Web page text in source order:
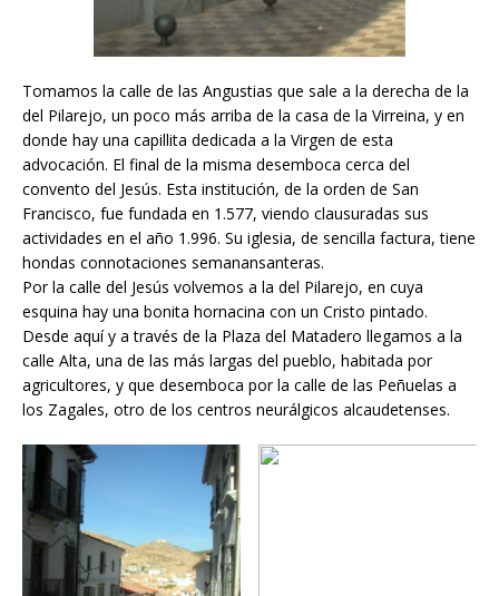
Tomamos la calle de las Angustias que sale a la derecha de la
del Pilarejo, un poco más arriba de la casa de la Virreina, y en
donde hay una capillita dedicada a la Virgen de esta
advocación. El final de la misma desemboca cerca del
convento del Jesús. Esta institución, de la orden de San
Francisco, fue fundada en 1.577, viendo clausuradas sus
actividades en el año 1.996. Su iglesia, de sencilla factura, tiene
hondas connotaciones semanansanteras.
Por la calle del Jesús volvemos a la del Pilarejo, en cuya
esquina hay una bonita hornacina con un Cristo pintado.
Desde aquí y a través de la Plaza del Matadero llegamos a la
calle Alta, una de las más largas del pueblo, habitada por
agricultores, y que desemboca por la calle de las Peñuelas a
los Zagales, otro de los centros neurálgicos alcaudetenses.